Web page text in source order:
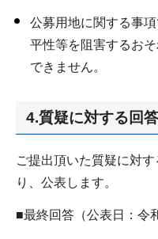
公募用地に関する事
平性等を阻害するお
できません。
4.質疑に対する回
ご提出頂いた質疑に対
り、公表します。
■最終回答（公表日：令